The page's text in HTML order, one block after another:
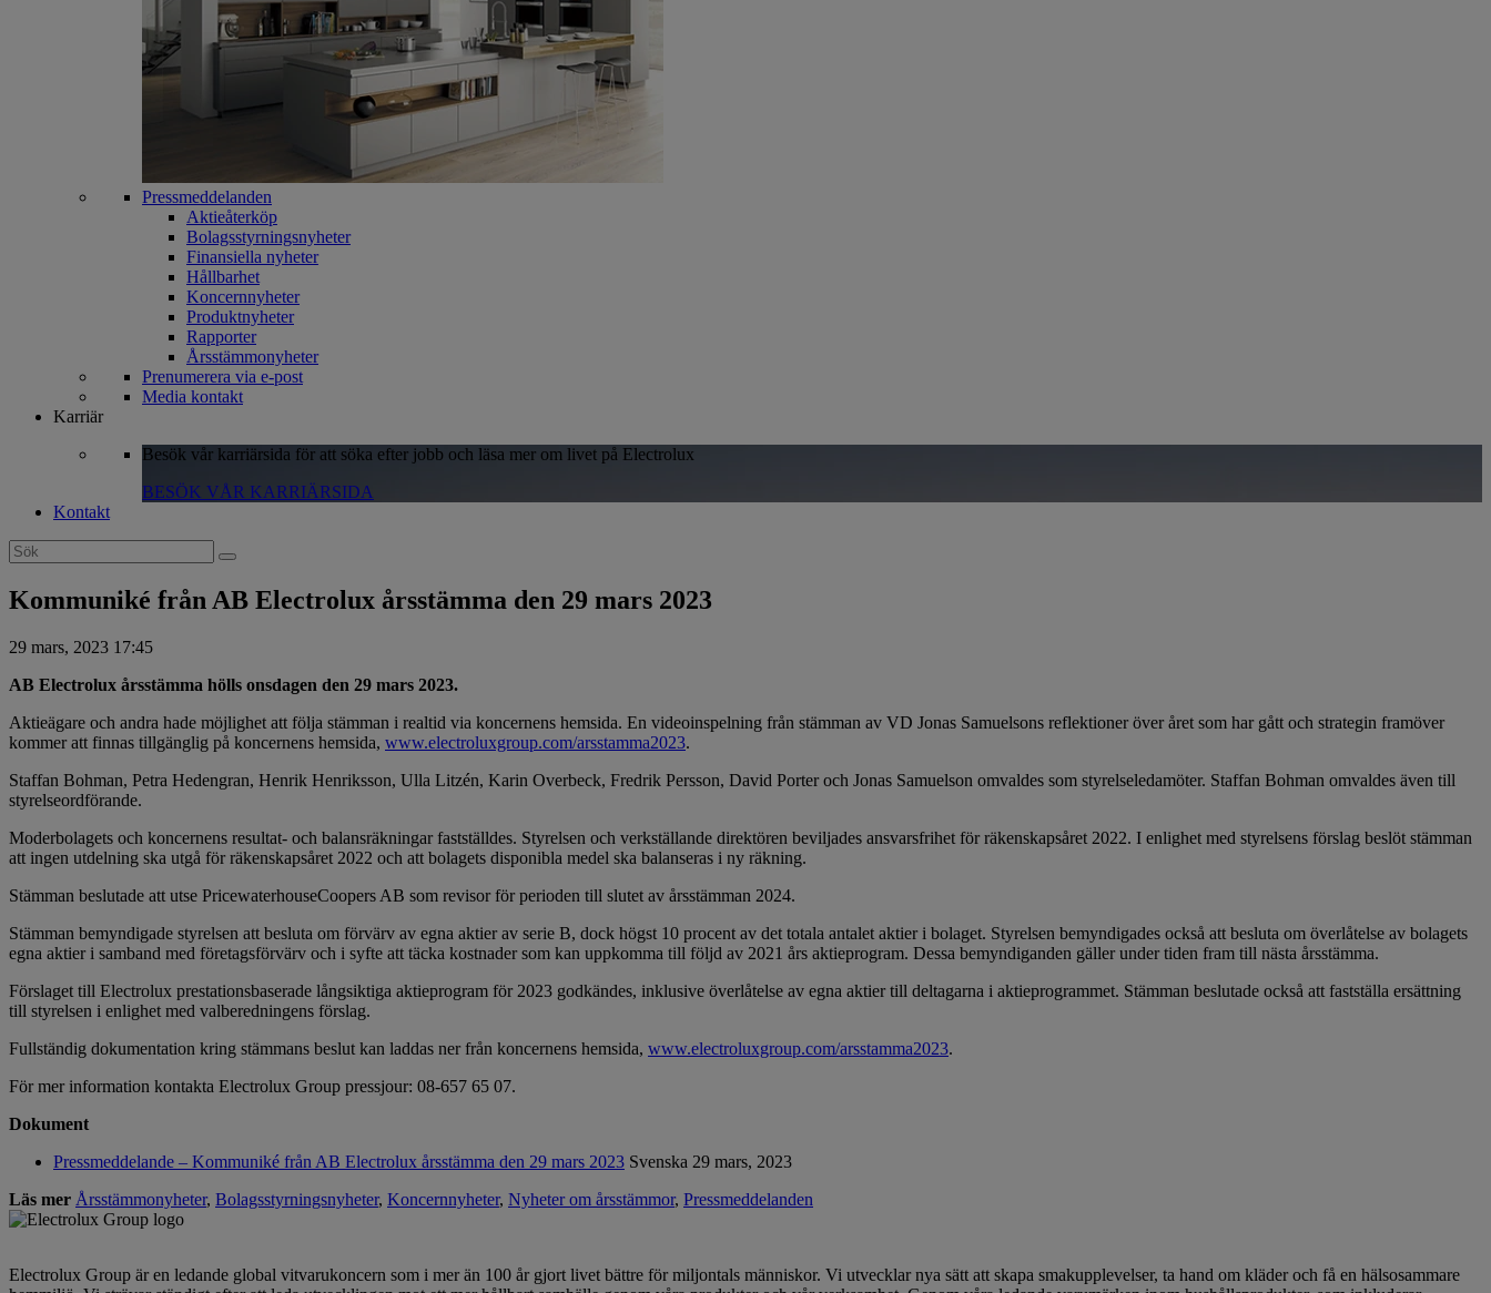
Pressmeddelanden
Aktieåterköp
Bolagsstyrningsnyheter
Finansiella nyheter
Hållbarhet
Koncernnyheter
Produktnyheter
Rapporter
Årsstämmonyheter
Prenumerera via e-post
Media kontakt
Karriär
Besök vår karriärsida för att söka efter jobb och läsa mer om livet på Electrolux
BESÖK VÅR KARRIÄRSIDA
Kontakt
Search
for:
Kommuniké från AB Electrolux årsstämma den 29 mars 2023
29 mars, 2023 17:45
AB Electrolux årsstämma hölls onsdagen den 29 mars 2023.
Aktieägare och andra hade möjlighet att följa stämman i realtid via koncernens hemsida. En videoinspelning från stämman av VD Jonas Samuelsons reflektioner över året som har gått och strategin framöver
kommer att finnas tillgänglig på koncernens hemsida, www.electroluxgroup.com/arsstamma2023.
Staffan Bohman, Petra Hedengran, Henrik Henriksson, Ulla Litzén, Karin Overbeck, Fredrik Persson, David Porter och Jonas Samuelson omvaldes som styrelseledamöter. Staffan Bohman omvaldes även till
styrelseordförande.
Moderbolagets och koncernens resultat- och balansräkningar fastställdes. Styrelsen och verkställande direktören beviljades ansvarsfrihet för räkenskapsåret 2022. I enlighet med styrelsens förslag beslöt stämman
att ingen utdelning ska utgå för räkenskapsåret 2022 och att bolagets disponibla medel ska balanseras i ny räkning.
Stämman beslutade att utse PricewaterhouseCoopers AB som revisor för perioden till slutet av årsstämman 2024.
Stämman bemyndigade styrelsen att besluta om förvärv av egna aktier av serie B, dock högst 10 procent av det totala antalet aktier i bolaget. Styrelsen bemyndigades också att besluta om överlåtelse av bolagets
egna aktier i samband med företagsförvärv och i syfte att täcka kostnader som kan uppkomma till följd av 2021 års aktieprogram. Dessa bemyndiganden gäller under tiden fram till nästa årsstämma.
Förslaget till Electrolux prestationsbaserade långsiktiga aktieprogram för 2023 godkändes, inklusive överlåtelse av egna aktier till deltagarna i aktieprogrammet. Stämman beslutade också att fastställa ersättning
till styrelsen i enlighet med valberedningens förslag.
Fullständig dokumentation kring stämmans beslut kan laddas ner från koncernens hemsida, www.electroluxgroup.com/arsstamma2023.
För mer information kontakta Electrolux Group pressjour: 08-657 65 07.
Dokument
Pressmeddelande – Kommuniké från AB Electrolux årsstämma den 29 mars 2023 Svenska 29 mars, 2023
Läs mer Årsstämmonyheter, Bolagsstyrningsnyheter, Koncernnyheter, Nyheter om årsstämmor, Pressmeddelanden
Electrolux Group är en ledande global vitvarukoncern som i mer än 100 år gjort livet bättre för miljontals människor. Vi utvecklar nya sätt att skapa smakupplevelser, ta hand om kläder och få en hälsosammare